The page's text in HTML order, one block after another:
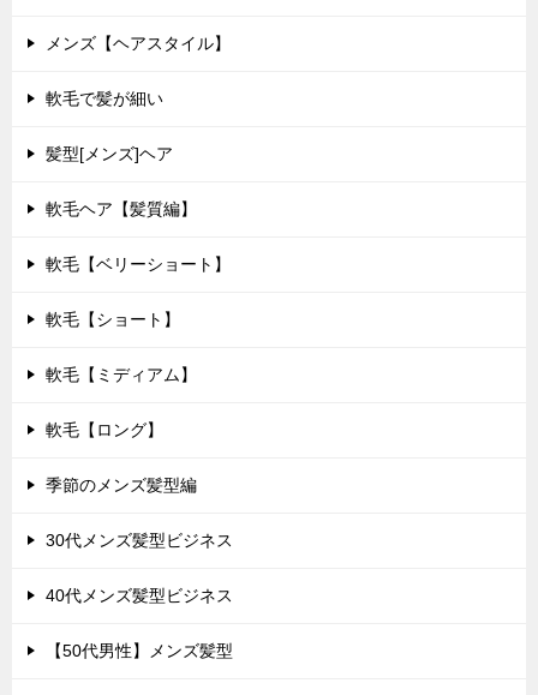
メンズ【ヘアスタイル】
軟毛で髪が細い
髪型[メンズ]ヘア
軟毛ヘア【髪質編】
軟毛【ベリーショート】
軟毛【ショート】
軟毛【ミディアム】
軟毛【ロング】
季節のメンズ髪型編
30代メンズ髪型ビジネス
40代メンズ髪型ビジネス
【50代男性】メンズ髪型